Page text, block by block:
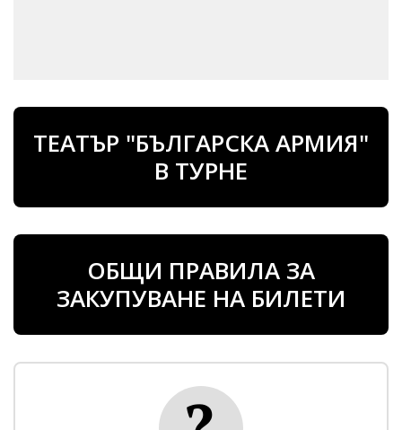
ТЕАТЪР "БЪЛГАРСКА АРМИЯ"
В ТУРНЕ
ОБЩИ ПРАВИЛА ЗА
ЗАКУПУВАНЕ НА БИЛЕТИ